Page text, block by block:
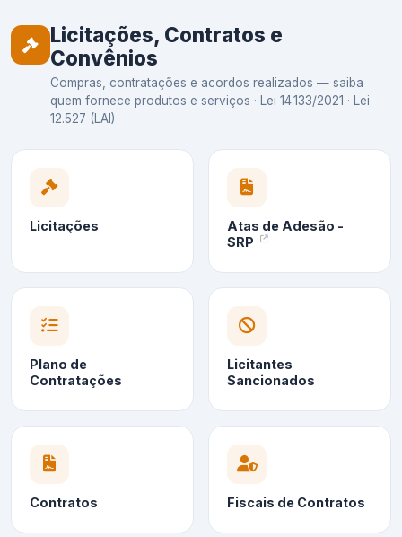
Licitações, Contratos e
Convênios
Compras, contratações e acordos realizados — saiba
quem fornece produtos e serviços · Lei 14.133/2021 · Lei
12.527 (LAI)
Licitações
Atas de Adesão -
SRP
Plano de
Contratações
Licitantes
Sancionados
Contratos Fiscais de Contratos